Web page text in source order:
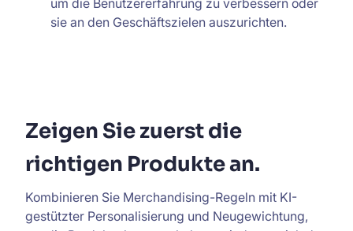
um die Benutzererfahrung zu verbessern oder
sie an den Geschäftszielen auszurichten.
Zeigen Sie zuerst die
richtigen Produkte an.
Kombinieren Sie Merchandising-Regeln mit KI-
gestützter Personalisierung und Neugewichtung,